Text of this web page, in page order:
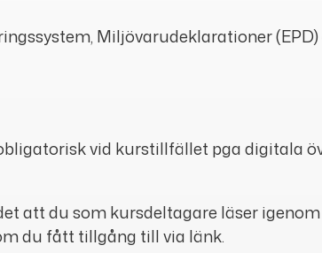
Miljövarudeklarationer
vid kurstillfället pga digitala
att du som kursdeltagare läser
du fått tillgång till via länk.